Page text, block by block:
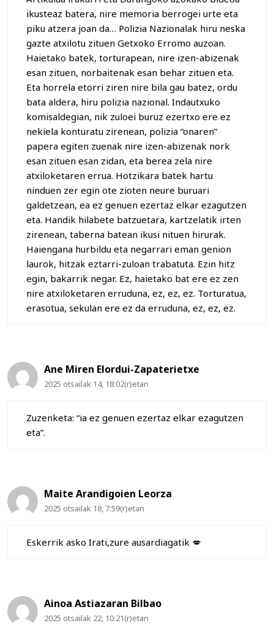
ikusteaz batera, nire memoria berrogei urte eta
piku atzera joan da… Polizia Nazionalak hiru neska
gazte atxilotu zituen Getxoko Erromo auzoan.
Haietako batek, torturapean, nire izen-abizenak
esan zituen, norbaitenak esan behar zituen eta.
Eta horrela etorri ziren nire bila gau batez, ordu
bata aldera, hiru polizia nazional. Indautxuko
komisaldegian, nik zuloei buruz ezertxo ere ez
nekiela konturatu zirenean, polizia “onaren”
papera egiten zuenak nire izen-abizenak nork
esan zituen esan zidan, eta berea zela nire
atxiloketaren errua. Hotzikara batek hartu
ninduen zer egin ote zioten neure buruari
galdetzean, ea ez genuen ezertaz elkar ezagutzen
eta. Handik hilabete batzuetara, kartzelatik irten
zirenean, taberna batean ikusi nituen hirurak.
Haiengana hurbildu eta negarrari eman genion
laurok, hitzak eztarri-zuloan trabatuta. Ezin hitz
egin, bakarrik negar. Ez, haietako bat ere ez zen
nire atxiloketaren erruduna, ez, ez, ez. Torturatua,
erasotua, sekulan ere ez da erruduna, ez, ez, ez.
Ane Miren Elordui-Zapaterietxe
2025 otsailak 14, 18:02(r)etan
Zuzenketa: “ia ez genuen ezertaz elkar ezagutzen
eta”.
Maite Arandigoien Leorza
2025 otsailak 18, 7:59(r)etan
Eskerrik asko Irati,zure ausardiagatik 💋
Ainoa Astiazaran Bilbao
2025 otsailak 22, 10:21(r)etan